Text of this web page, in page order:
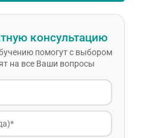
консультацию
помогут с выбором
на все Ваши вопросы